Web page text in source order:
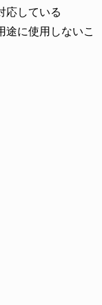
応している
途に使用しないこ